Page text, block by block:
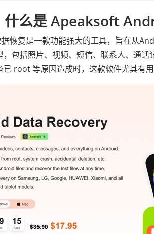
什么是 Apeaksoft
恢复是一款功能强大的工具，旨在从
，包括照片、视频、短信、联系人、通
root 等原因造成时，这款软件尤其有用